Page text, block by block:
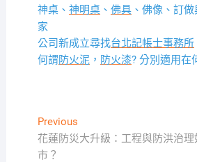
神桌、 神明桌、 佛具、佛像、訂做
家
公司新成立尋找台北記帳士事務所
何謂防火泥， 防火漆? 分別適用在
文
章
PreviousPrevious
post:
花蓮防災大升級：工程與防洪治
市？